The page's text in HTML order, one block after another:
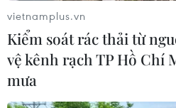
Nếu muốn đi tiếp, Đội tuyển
cả hai trận thắng còn lại, và
thua hoặc chỉ giành được 1
Đây là điều rất khó có thể xảy
vietnamplus.vn
Kiểm soát rác thải từ
vệ kênh rạch TP Hồ Chí
mưa